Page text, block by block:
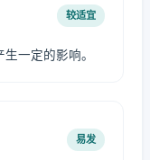
较适宜
一定的影响。
易发